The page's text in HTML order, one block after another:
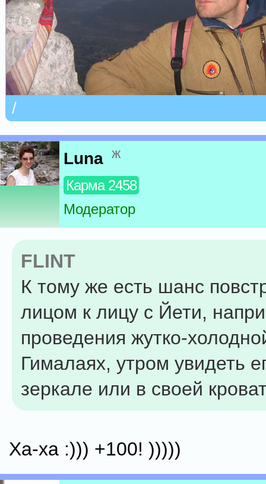
/
Luna ж
Карма 2458
Модератор
FLINT
К тому же есть шанс
лицом к лицу с Йети,
проведения жутко-
Гималаях, утром увидеть
зеркале или в своей
Ха-ха :))) +100! )))))